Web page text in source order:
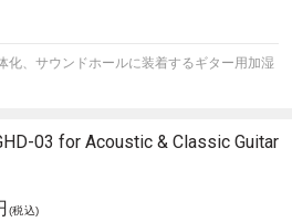
化、サウンドホールに装着するギター用加湿
03 for Acoustic & Classic Guitar
(税込)